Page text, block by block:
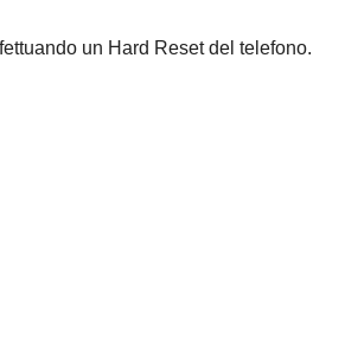
un Hard Reset del telefono.